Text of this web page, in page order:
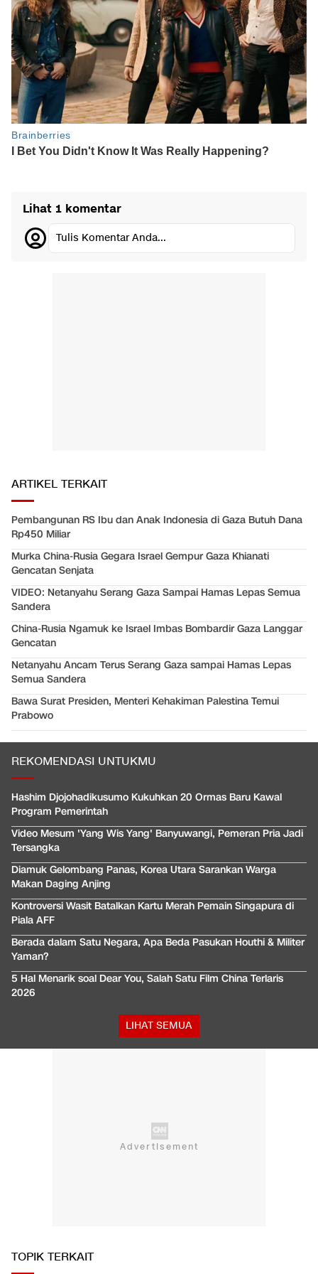
Lihat 1 komentar
Tulis Komentar Anda...
ARTIKEL TERKAIT
Pembangunan RS Ibu dan Anak Indonesia di Gaza Butuh Dana
Rp450 Miliar
Murka China-Rusia Gegara Israel Gempur Gaza Khianati
Gencatan Senjata
VIDEO: Netanyahu Serang Gaza Sampai Hamas Lepas Semua
Sandera
China-Rusia Ngamuk ke Israel Imbas Bombardir Gaza Langgar
Gencatan
Netanyahu Ancam Terus Serang Gaza sampai Hamas Lepas
Semua Sandera
Bawa Surat Presiden, Menteri Kehakiman Palestina Temui
Prabowo
REKOMENDASI UNTUKMU
Hashim Djojohadikusumo Kukuhkan 20 Ormas Baru Kawal
Program Pemerintah
Video Mesum 'Yang Wis Yang' Banyuwangi, Pemeran Pria Jadi
Tersangka
Diamuk Gelombang Panas, Korea Utara Sarankan Warga
Makan Daging Anjing
Kontroversi Wasit Batalkan Kartu Merah Pemain Singapura di
Piala AFF
Berada dalam Satu Negara, Apa Beda Pasukan Houthi & Militer
Yaman?
5 Hal Menarik soal Dear You, Salah Satu Film China Terlaris
2026
LIHAT SEMUA
TOPIK TERKAIT